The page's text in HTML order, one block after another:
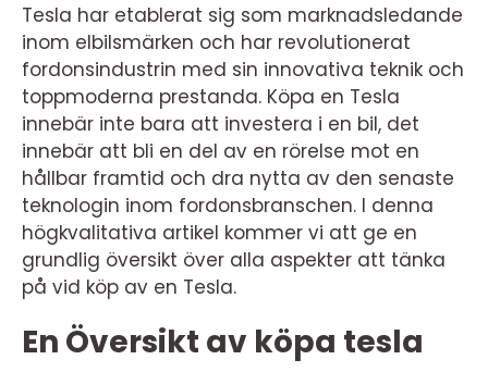
Tesla har etablerat sig som marknadsledande
inom elbilsmärken och har revolutionerat
fordonsindustrin med sin innovativa teknik och
toppmoderna prestanda. Köpa en Tesla
innebär inte bara att investera i en bil, det
innebär att bli en del av en rörelse mot en
hållbar framtid och dra nytta av den senaste
teknologin inom fordonsbranschen. I denna
högkvalitativa artikel kommer vi att ge en
grundlig översikt över alla aspekter att tänka
på vid köp av en Tesla.
En Översikt av köpa tesla